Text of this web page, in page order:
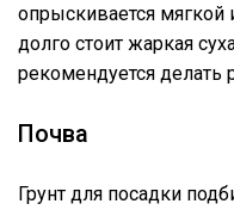
опрыскивается мягкой
долго стоит жаркая
рекомендуется делать
Почва
Грунт для посадки